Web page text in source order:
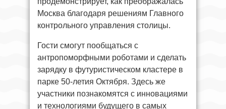
Москва благодаря решениям Главного
контрольного управления столицы.
Гости смогут пообщаться с
антропоморфными роботами и сделать
зарядку в футуристическом кластере в
парке 50-летия Октября. Здесь же
участники познакомятся с инновациями
и технологиями будущего в самых